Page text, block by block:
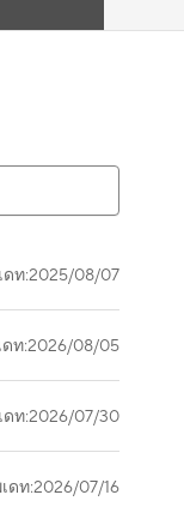
ดท:2025/08/07
ดท:2026/08/05
ดท:2026/07/30
ดท:2026/07/16